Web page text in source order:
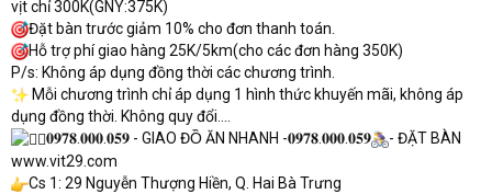
vịt chỉ 300K(GNY:375K)
Đặt bàn trước giảm 10% cho đơn thanh toán.
Hỗ trợ phí giao hàng 25K/5km(cho các đơn hàng 350K)
P/s: Không áp dụng đồng thời các chương trình.
Mỗi chương trình chỉ áp dụng 1 hình thức khuyến mãi, không áp
dụng đồng thời. Không quy đổi....
𝟎𝟗𝟕𝟖.𝟎𝟎𝟎.𝟎𝟓𝟗 - GIAO ĐỒ ĂN NHANH -𝟎𝟗𝟕𝟖.𝟎𝟎𝟎.𝟎𝟓𝟗
- ĐẶT BÀN
www.vit29.com
Cs 1: 29 Nguyễn Thượng Hiền, Q. Hai Bà Trưng